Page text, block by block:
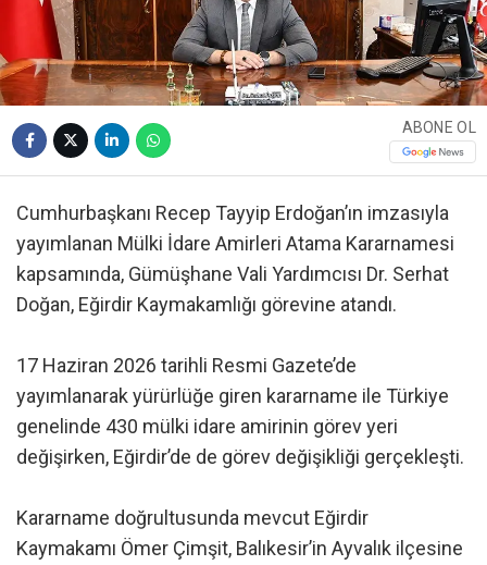
ABONE OL
Cumhurbaşkanı Recep Tayyip Erdoğan’ın imzasıyla
yayımlanan Mülki İdare Amirleri Atama Kararnamesi
kapsamında, Gümüşhane Vali Yardımcısı Dr. Serhat
Doğan, Eğirdir Kaymakamlığı görevine atandı.
17 Haziran 2026 tarihli Resmi Gazete’de
yayımlanarak yürürlüğe giren kararname ile Türkiye
genelinde 430 mülki idare amirinin görev yeri
değişirken, Eğirdir’de de görev değişikliği gerçekleşti.
Kararname doğrultusunda mevcut Eğirdir
Kaymakamı Ömer Çimşit, Balıkesir’in Ayvalık ilçesine